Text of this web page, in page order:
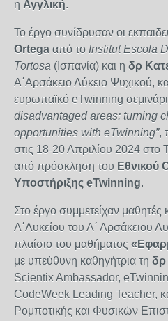
η Αγγλική.
Το έργο συνίδρυσαν οι
Ortega από το Institut Escola
Tortosa (Ισπανία) και η δρ
Α΄Αρσάκειο Λύκειο Ψυχικού,
ευρωπαϊκό eTwinning
disadvantaged areas: turning
opportunities with eTwinning”,
στις 18-20 Απριλίου 2024 στο
από πρόσκληση του Εθνικού
Υποστήριξης eTwinning.
Στο έργο συμμετείχαν μαθητές
Α΄Λυκείου του Α΄ Αρσάκειου
πλαίσιο του μαθήματος
με υπεύθυνη καθηγήτρια τη δρ
Scientix Ambassador,
CodeWeek Leading Teacher,
Ρομποτικής και Φυσικών